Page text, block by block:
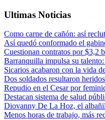
Ultimas Noticias
Como carne de cañón: así
Así quedó conformado el
Cuestionan contratos por $3,2
Barranquilla impulsa su
Sicarios acabaron con la vida
Dos soldados resultaron
Repudio en el Cesar por
Destacan sistema de salud
Diovanny De La Hoz, el
Menos horas de trabajo, más